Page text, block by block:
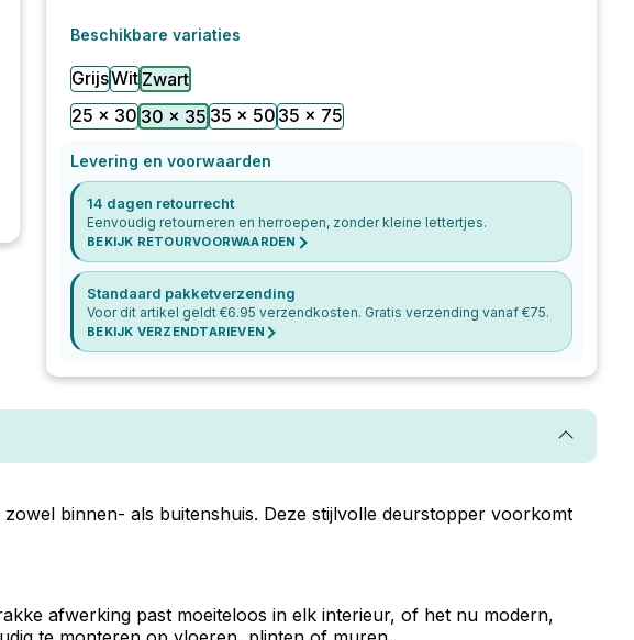
Beschikbare variaties
GrijsWit Zwart
25 x 30 30 x 35 35 x 50 35 x 75
Levering en voorwaarden
14 dagen retourrecht
Eenvoudig retourneren en herroepen, zonder kleine lettertjes.
BEKIJK RETOURVOORWAARDEN
Standaard pakketverzending
Voor dit artikel geldt €6.95 verzendkosten. Gratis verzending vanaf €75.
BEKIJK VERZENDTARIEVEN
binnen- als buitenshuis. Deze stijlvolle deurstopper voorkomt
afwerking past moeiteloos in elk interieur, of het nu modern,